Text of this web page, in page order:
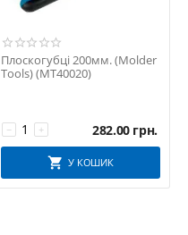
Плоскогубці 200мм. (Molder
Tools) (MT40020)
+
− 282.00 грн.
У КОШИК